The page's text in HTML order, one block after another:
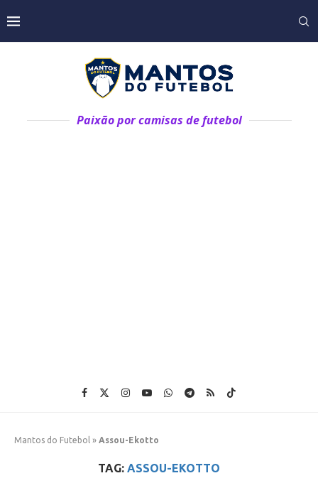
Paixão por camisas de futebol
Mantos do Futebol » Assou-Ekotto
TAG: ASSOU-EKOTTO